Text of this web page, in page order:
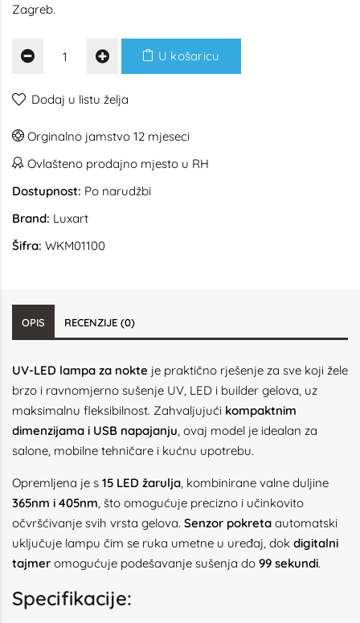
Zagreb.
U košaricu
Dodaj u listu želja
Orginalno jamstvo 12 mjeseci
Ovlašteno prodajno mjesto u RH
Dostupnost: Po narudžbi
Brand: Luxart
Šifra: WKM01100
OPIS RECENZIJE (0)
UV-LED lampa za nokte je praktično rješenje za sve koji žele
brzo i ravnomjerno sušenje UV, LED i builder gelova, uz
maksimalnu fleksibilnost. Zahvaljujući kompaktnim
dimenzijama i USB napajanju, ovaj model je idealan za
salone, mobilne tehničare i kućnu upotrebu.
Opremljena je s 15 LED žarulja, kombinirane valne duljine
365nm i 405nm, što omogućuje precizno i učinkovito
očvršćivanje svih vrsta gelova. Senzor pokreta automatski
uključuje lampu čim se ruka umetne u uređaj, dok digitalni
tajmer omogućuje podešavanje sušenja do 99 sekundi.
Specifikacije: